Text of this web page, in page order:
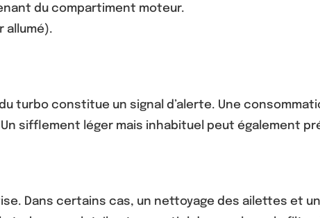
du compartiment moteur.
allumé).
turbo constitue un signal d’alerte. Une
Un sifflement léger mais inhabituel peut également
Dans certains cas, un nettoyage des ailettes et